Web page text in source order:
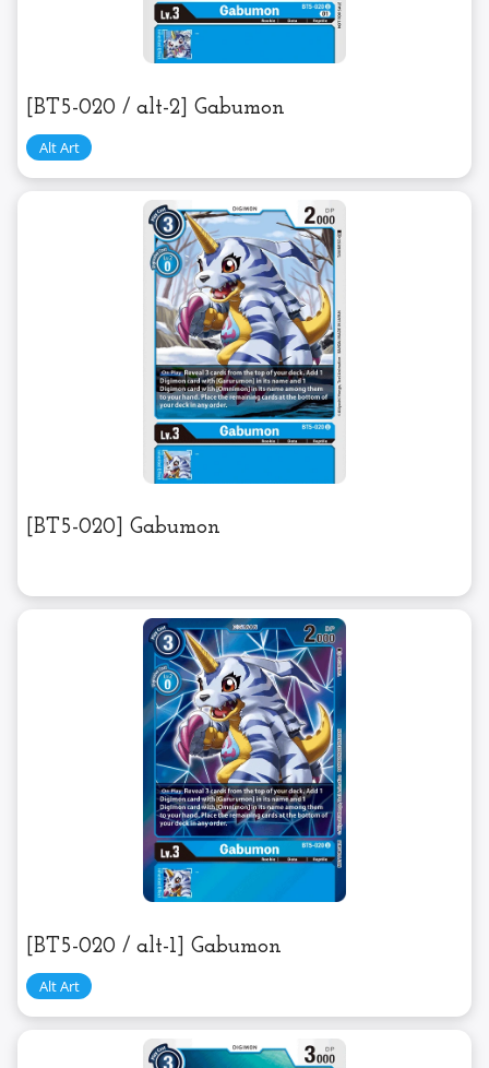
[BT5-020 / alt-2] Gabumon
[BT5-020] Gabumon
[BT5-020 / alt-1] Gabumon